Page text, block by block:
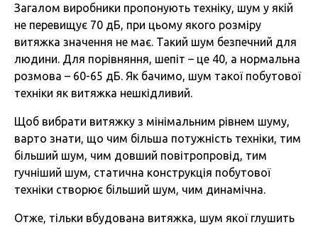
Загалом виробники пропонують техніку, шум у якій
не перевищує 70 дБ, при цьому якого розміру
витяжка значення не має. Такий шум безпечний для
людини. Для порівняння, шепіт – це 40, а нормальна
розмова – 60-65 дБ. Як бачимо, шум такої побутової
техніки як витяжка нешкідливий.
Щоб вибрати витяжку з мінімальним рівнем шуму,
варто знати, що чим більша потужність техніки, тим
більший шум, чим довший повітропровід, тим
гучніший шум, статична конструкція побутової
техніки створює більший шум, чим динамічна.
Отже, тільки вбудована витяжка, шум якої глушить